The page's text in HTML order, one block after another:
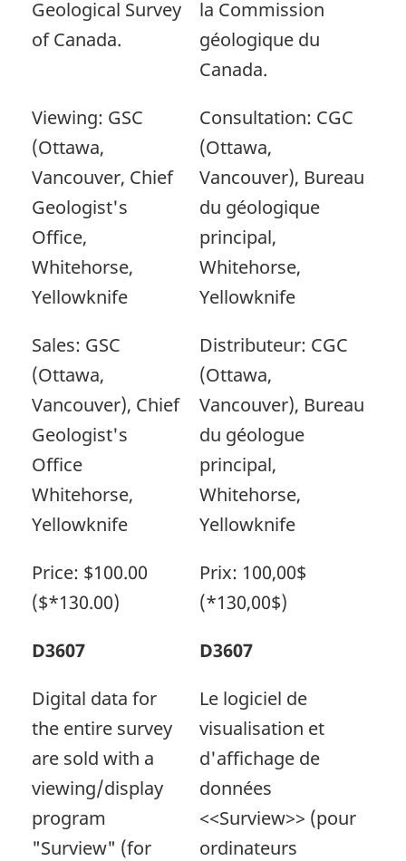
Geological Survey
of Canada.
la Commission
géologique du
Canada.
Viewing: GSC
(Ottawa,
Vancouver, Chief
Geologist's
Office,
Whitehorse,
Yellowknife
Consultation: CGC
(Ottawa,
Vancouver), Bureau
du géologique
principal,
Whitehorse,
Yellowknife
Sales: GSC
(Ottawa,
Vancouver), Chief
Geologist's
Office
Whitehorse,
Yellowknife
Distributeur: CGC
(Ottawa,
Vancouver), Bureau
du géologue
principal,
Whitehorse,
Yellowknife
Price: $100.00
($*130.00)
Prix: 100,00$
(*130,00$)
D3607
D3607
Digital data for
the entire survey
are sold with a
viewing/display
program
"Surview" (for
Le logiciel de
visualisation et
d'affichage de
données
<<Surview>> (pour
ordinateurs